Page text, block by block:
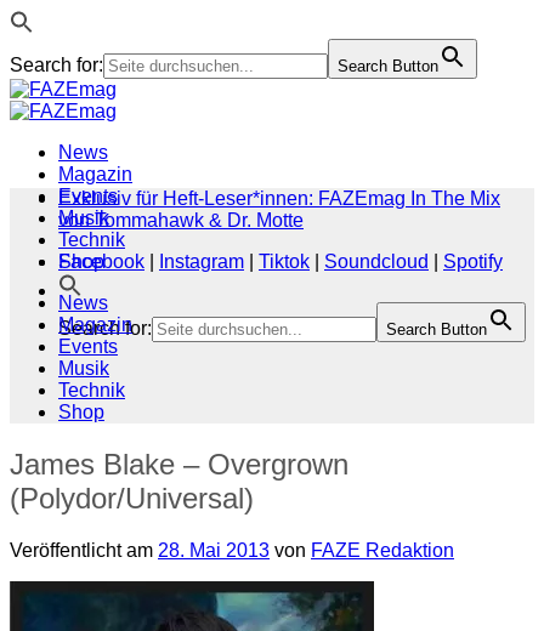
Search for: Search Button
Zum
Inhalt
News
Magazin
Events
Musik
Technik
Shop
Search for: Search Button
Exklusiv für Heft-Leser*innen: FAZEmag In The Mix
von Tommahawk & Dr. Motte
Facebook
Instagram Tiktok Soundcloud
Spotify
News
Magazin
Events
Musik
Technik
Shop
James Blake – Overgrown
(Polydor/Universal)
Veröffentlicht am 28. Mai 2013 von FAZE Redaktion